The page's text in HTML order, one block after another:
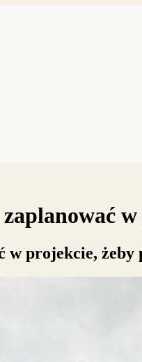
w projekcie,